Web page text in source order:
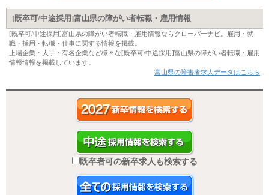
[既卒可/中途採用]富山県の障がい者転職・雇用情報
[既卒可/中途採用]富山県の障がい者転職・雇用情報ならクローバーナビ。雇用・就
職・採用・転職・仕事に関する情報を掲載。
上場企業・大手・有名企業など様々な[既卒可/中途採用]富山県の障がい者転職・雇用
情報情報を掲載しています。
富山県の障害者求人データはこちら
既卒者可の新卒求人も検索する